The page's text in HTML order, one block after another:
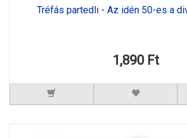
Tréfás partedli - Az idén 50-es a
1,890 Ft